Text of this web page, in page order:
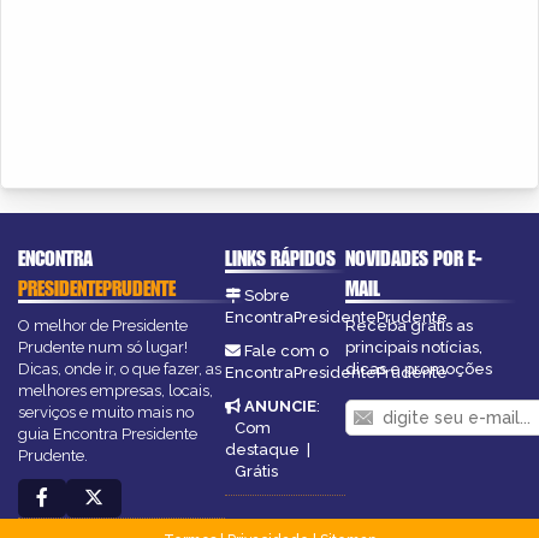
ENCONTRA
PRESIDENTEPRUDENTE
O melhor de Presidente
Prudente num só lugar!
Dicas, onde ir, o que fazer, as
melhores empresas, locais,
serviços e muito mais no
guia Encontra Presidente
Prudente.
LINKS RÁPIDOS
Sobre
EncontraPresidentePrudente
Fale com o
EncontraPresidentePrudente
ANUNCIE:
Com
destaque |
Grátis
NOVIDADES POR E-
MAIL
Receba grátis as
principais notícias,
dicas e promoções